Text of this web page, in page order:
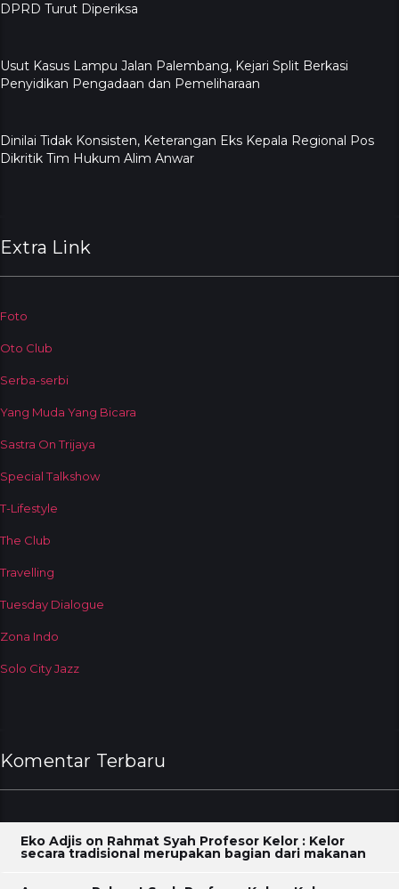
DPRD Turut Diperiksa
Usut Kasus Lampu Jalan Palembang, Kejari Split Berkasi
Penyidikan Pengadaan dan Pemeliharaan
Dinilai Tidak Konsisten, Keterangan Eks Kepala Regional Pos
Dikritik Tim Hukum Alim Anwar
Extra Link
Foto
Oto Club
Serba-serbi
Yang Muda Yang Bicara
Sastra On Trijaya
Special Talkshow
T-Lifestyle
The Club
Travelling
Tuesday Dialogue
Zona Indo
Solo City Jazz
Komentar Terbaru
Eko Adjis on Rahmat Syah Profesor Kelor : Kelor
secara tradisional merupakan bagian dari makanan